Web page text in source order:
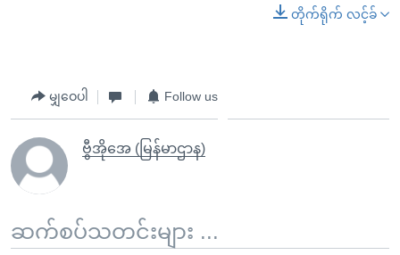
တိုက်ရိုက် လင့်ခ်
မျှဝေပါ Follow us
ဗွီအိုအေ (မြန်မာဌာန)
ဆက်စပ်သတင်းများ ...